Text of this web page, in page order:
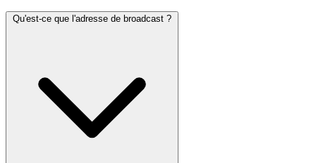
Qu'est-ce que l'adresse de broadcast ?